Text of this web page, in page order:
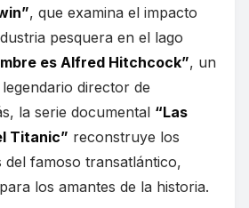
, que examina el impacto
pesquera en el lago
es Alfred Hitchcock”, un
director de
la serie documental “Las
Titanic” reconstruye los
del famoso transatlántico,
los amantes de la historia.